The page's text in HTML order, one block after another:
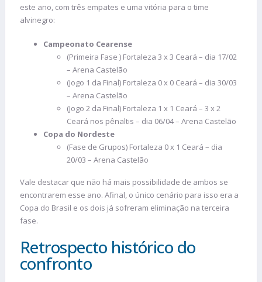
este ano, com três empates e uma vitória para o time
alvinegro:
Campeonato Cearense
(Primeira Fase ) Fortaleza 3 x 3 Ceará – dia 17/02
– Arena Castelão
(Jogo 1 da Final) Fortaleza 0 x 0 Ceará – dia 30/03
– Arena Castelão
(Jogo 2 da Final) Fortaleza 1 x 1 Ceará – 3 x 2
Ceará nos pênaltis – dia 06/04 – Arena Castelão
Copa do Nordeste
(Fase de Grupos) Fortaleza 0 x 1 Ceará – dia
20/03 – Arena Castelão
Vale destacar que não há mais possibilidade de ambos se
encontrarem esse ano. Afinal, o único cenário para isso era a
Copa do Brasil e os dois já sofreram eliminação na terceira
fase.
Retrospecto histórico do
confronto